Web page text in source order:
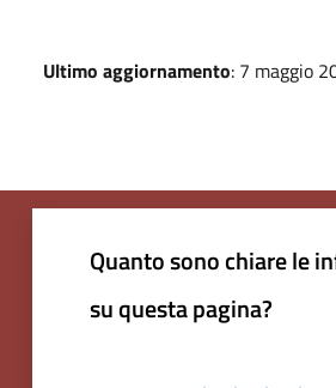
Ultimo aggiornamento: 7 maggio
Quanto sono chiare le
su questa pagina?